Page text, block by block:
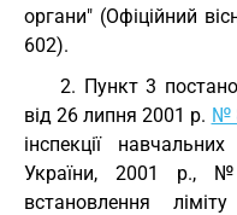
органи" (Офіційний
602).
2. Пункт 3
від 26 липня 2001 р. №
інспекції
України, 2001 р.,
встановлення